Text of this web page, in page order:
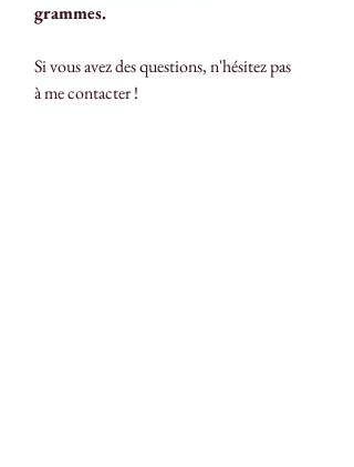
grammes.
Si vous avez des questions, n'hésitez pas
à me contacter !